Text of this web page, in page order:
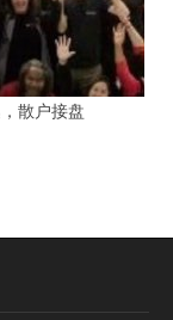
散户接盘